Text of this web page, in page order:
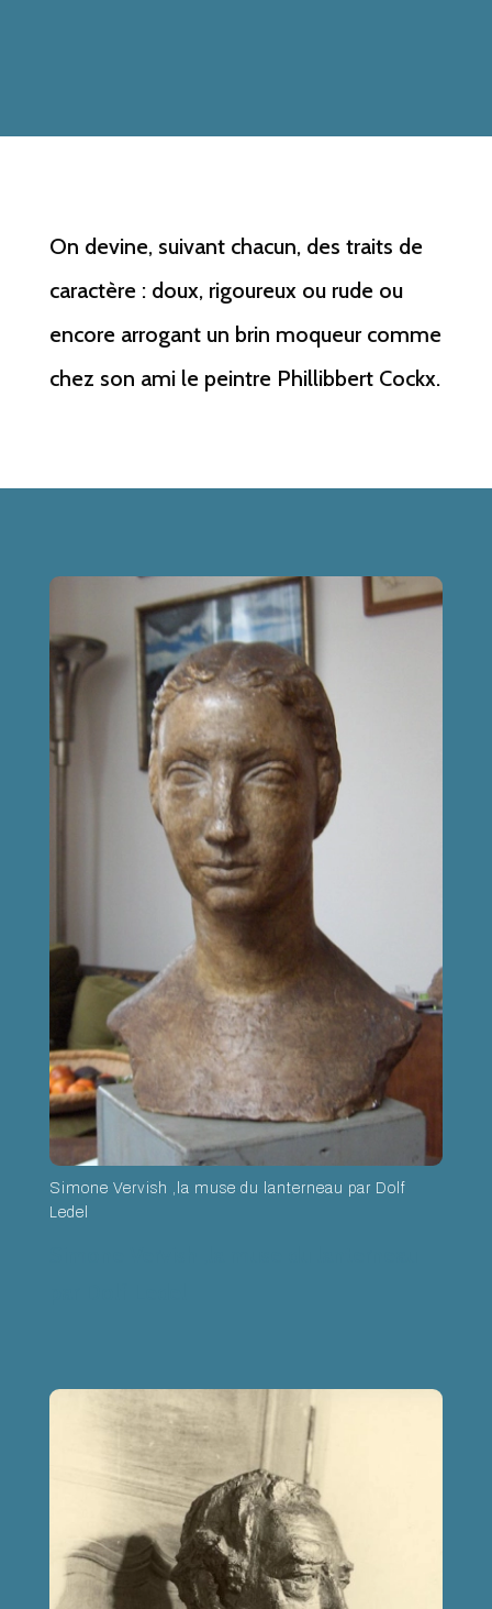
On devine, suivant chacun, des traits de
caractère : doux, rigoureux ou rude ou
encore arrogant un brin moqueur comme
chez son ami le peintre Phillibbert Cockx.
Simone Vervish ,la muse du lanterneau par Dolf
Ledel